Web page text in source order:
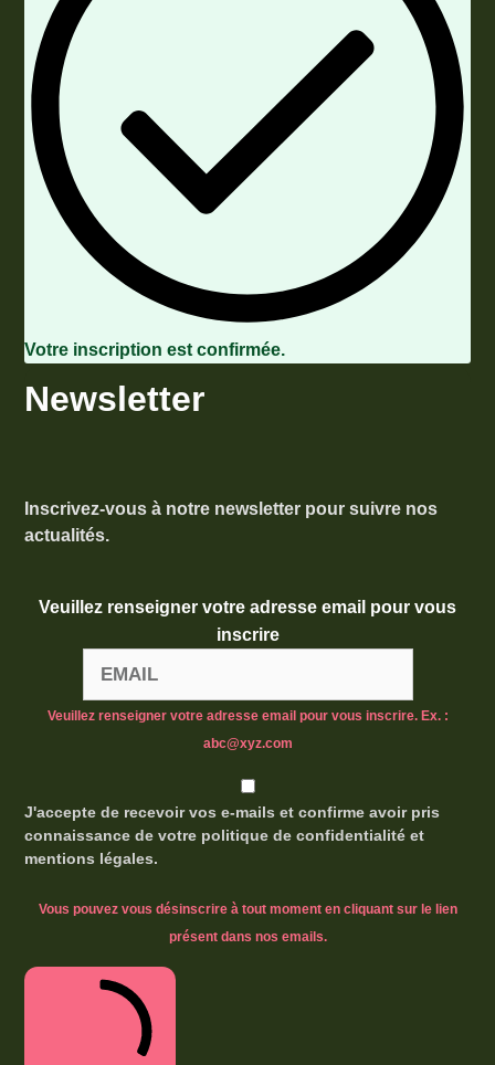
Votre inscription est confirmée.
Newsletter
Inscrivez-vous à notre newsletter pour suivre nos
actualités.
Veuillez renseigner votre adresse email pour vous
inscrire
Veuillez renseigner votre adresse email pour vous inscrire. Ex. :
abc@xyz.com
J'accepte de recevoir vos e-mails et confirme avoir pris
connaissance de votre politique de confidentialité et
mentions légales.
Vous pouvez vous désinscrire à tout moment en cliquant sur le lien
présent dans nos emails.